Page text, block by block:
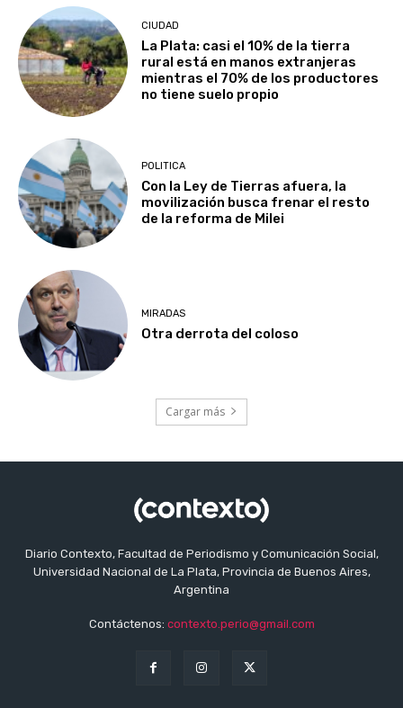
CIUDAD
La Plata: casi el 10% de la tierra
rural está en manos extranjeras
mientras el 70% de los productores
no tiene suelo propio
POLITICA
Con la Ley de Tierras afuera, la
movilización busca frenar el resto
de la reforma de Milei
MIRADAS
Otra derrota del coloso
Cargar más
Diario Contexto, Facultad de Periodismo y Comunicación Social,
Universidad Nacional de La Plata, Provincia de Buenos Aires,
Argentina
Contáctenos: contexto.perio@gmail.com